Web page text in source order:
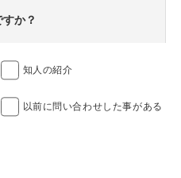
か？
知人の紹介
以前に問い合わせした事がある